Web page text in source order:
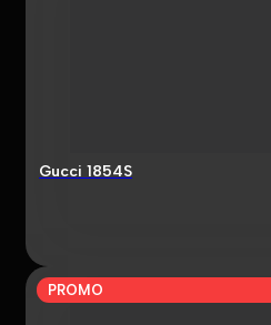
Gucci 1854S
PROMO